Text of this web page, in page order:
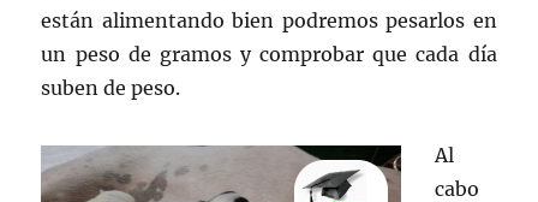
están alimentando bien podremos pesarlos en
un peso de gramos y comprobar que cada día
suben de peso.
Al
cabo